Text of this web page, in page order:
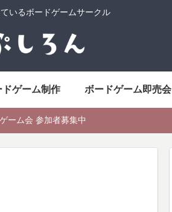
いるボードゲームサークル
ドゲーム制作 ボードゲーム即売会
ーム会 参加者募集中